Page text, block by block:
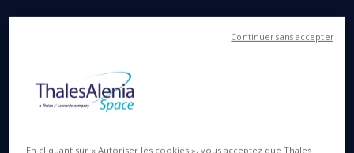
Le 22 Juin 2023
conjointe entre Thales (67%) et Leonardo (33%) a
signé un contrat avec ArianeGroup pour la
Ariane 6. Dans un premier temps, ce contrat
En cliquant sur « Autoriser les cookies », vous acceptez que Thales
Continuer sans accepter